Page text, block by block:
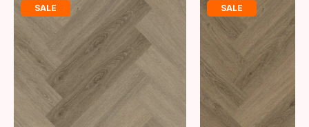
SALE SALE